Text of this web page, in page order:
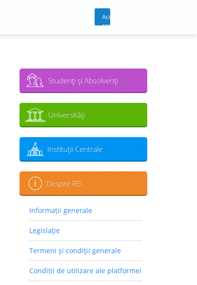
Acces
cont
Studenţi şi Absolvenţi
Universităţi
Instituţii Centrale
Despre REI
Informații generale
Legislaţie
Termeni şi condiţii generale
Condiții de utilizare ale platformei